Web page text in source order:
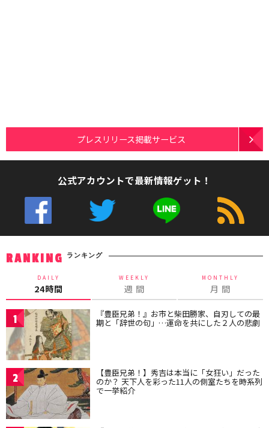
プレスリリース掲載サービス
公式アカウントで最新情報ゲット！
RANKING ランキング
DAILY
24時間
WEEKLY
週 間
MONTHLY
月 間
1 『豊臣兄弟！』お市と柴田勝家、自刃しての最
期と「辞世の句」…運命を共にした２人の悲劇
2 【豊臣兄弟！】秀吉は本当に「女狂い」だった
のか？ 天下人を彩った11人の側室たちを時系列
で一挙紹介